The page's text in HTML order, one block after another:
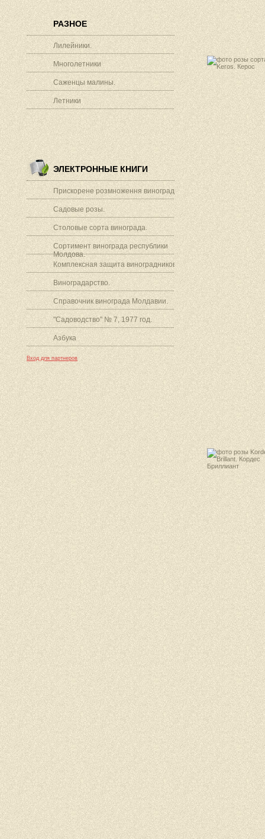
РАЗНОЕ
Лилейники.
Многолетники
Саженцы малины.
Летники
ЭЛЕКТРОННЫЕ КНИГИ
Прискорене розмноження винограду.
Садовые розы.
Столовые сорта винограда.
Сортимент винограда республики
Молдова.
Комплексная защита виноградников.
Виноградарство.
Справочник винограда Молдавии.
"Садоводство" № 7, 1977 год.
Азбука
Вход для партнеров